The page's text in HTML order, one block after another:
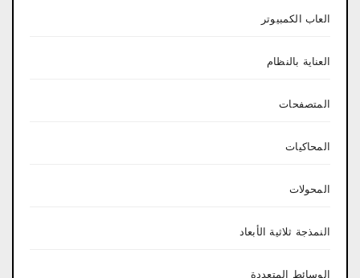
العاب الكمبيوتر
العناية بالنظام
المتصفحات
المحاكيات
المحولات
النمذجة ثلاثية الأبعاد
الوسائط المتعددة